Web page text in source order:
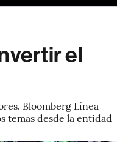
el
Bloomberg Línea
temas desde la entidad